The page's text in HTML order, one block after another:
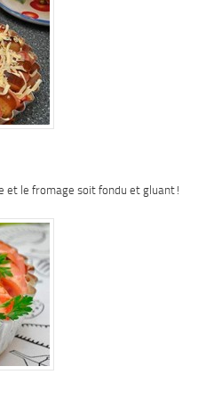
et le fromage soit fondu et gluant!